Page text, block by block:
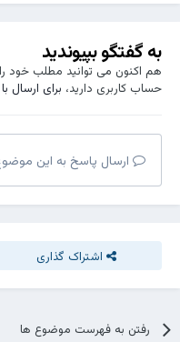
به گفتگو بپیوندید
هم اکنون می توانید مطلب خود را
حساب کاربری دارید، برای ارسال
ارسال پاسخ به این
اشتراک گذاری
رفتن به فهرست موضوع ها